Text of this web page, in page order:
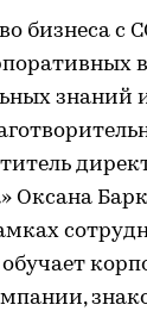
бизнеса с
знаний
Оксана